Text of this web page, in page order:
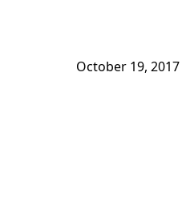
October 19, 2017